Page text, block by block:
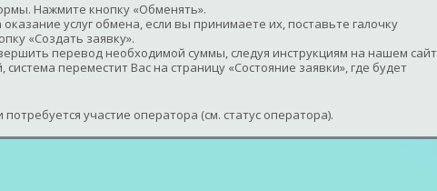
Нажмите кнопку «Обменять».
услуг обмена, если вы принимаете их, поставьте галочку
«Создать заявку».
перевод необходимой суммы, следуя инструкциям на нашем
переместит Вас на страницу «Состояние заявки», где будет
участие оператора (см. статус оператора).